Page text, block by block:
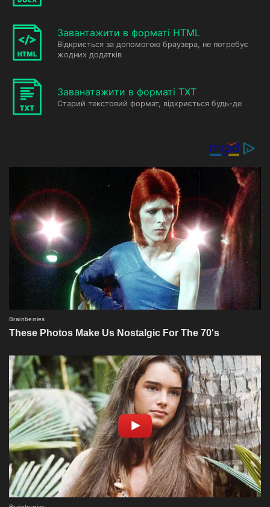
Завантажити в форматі HTML
Відкриється за допомогою браузера, не потребує
жодних додатків
Заванатажити в форматі TXT
Старий текстовий формат, відкриється будь-де